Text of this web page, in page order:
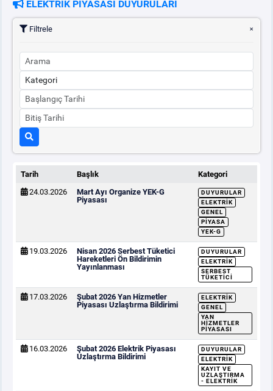
ELEKTRİK PİYASASI DUYURULARI
Filtrele
Tarih Başlık
Kategori
24.03.2026
Mart Ayı Organize YEK-G
Piyasası
DUYURULAR
ELEKTRIK
GENEL
PIYASA
YEK-G
19.03.2026
Nisan 2026 Serbest Tüketici
Hareketleri Ön Bildirimin
Yayınlanması
DUYURULAR
ELEKTRIK
SERBEST
TÜKETICI
17.03.2026
Şubat 2026 Yan Hizmetler
Piyasası Uzlaştırma Bildirimi
ELEKTRIK
GENEL
YAN
HIZMETLER
PIYASASI
16.03.2026
Şubat 2026 Elektrik Piyasası
Uzlaştırma Bildirimi
DUYURULAR
ELEKTRIK
KAYIT VE
UZLAŞTIRMA
- ELEKTRIK